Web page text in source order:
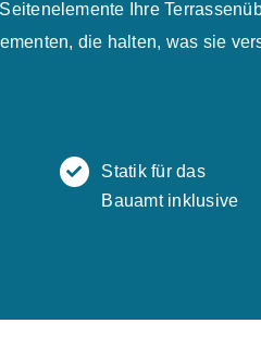
Ihre
die halten, was sie
Statik für das
Bauamt inklusive